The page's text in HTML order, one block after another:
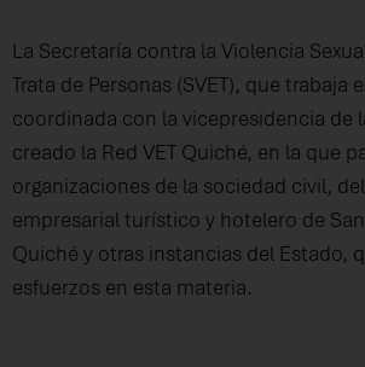
La Secretaría contra la Violencia
Trata de Personas (SVET), que trabaja
coordinada con la vicepresidencia de
creado la Red VET Quiché, en la que
organizaciones de la sociedad civil,
empresarial turístico y hotelero de
Quiché y otras instancias del Estado,
esfuerzos en esta materia.